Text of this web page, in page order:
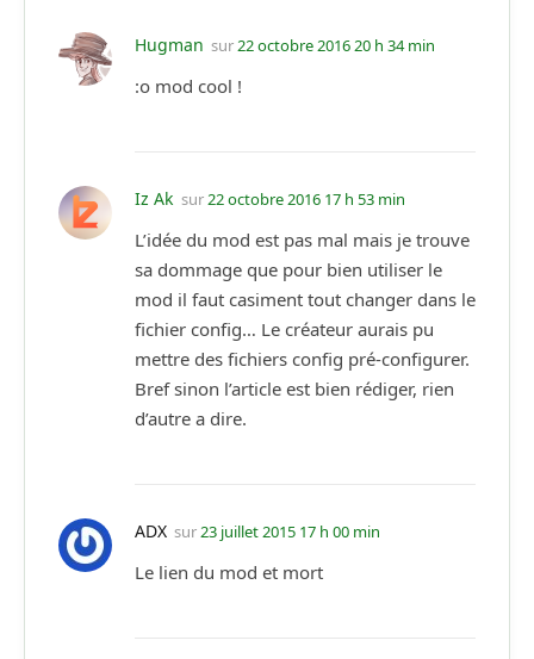
Hugman sur22 octobre 2016 20 h 34 min
:o mod cool !
Iz Ak sur22 octobre 2016 17 h 53 min
L’idée du mod est pas mal mais je trouve
sa dommage que pour bien utiliser le
mod il faut casiment tout changer dans le
fichier config… Le créateur aurais pu
mettre des fichiers config pré-configurer.
Bref sinon l’article est bien rédiger, rien
d’autre a dire.
ADX sur23 juillet 2015 17 h 00 min
Le lien du mod et mort